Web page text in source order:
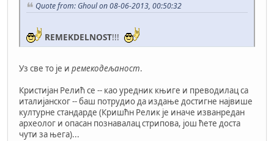
Quote from: Ghoul on 08-06-2013, 00:50:32
REMEKDELNOST!!!
Уз све то је и ремекодељаност.
Кристијан Релић се -- као уредник књиге и преводилац са
италијанског -- баш потрудио да издање достигне највише
културне стандарде (Кришћн Релик је иначе изванредан
археолог и опасан познавалац стрипова, још ћете доста
чути за њега)...